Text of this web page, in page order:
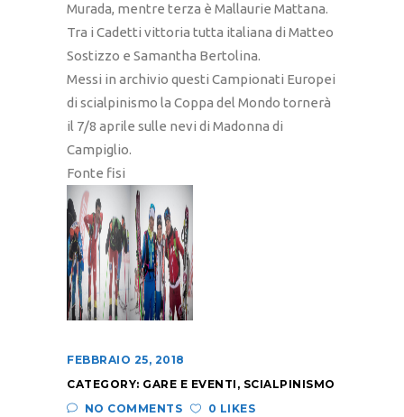
Murada, mentre terza è Mallaurie Mattana.
Tra i Cadetti vittoria tutta italiana di Matteo
Sostizzo e Samantha Bertolina.
Messi in archivio questi Campionati Europei
di scialpinismo la Coppa del Mondo tornerà
il 7/8 aprile sulle nevi di Madonna di
Campiglio.
Fonte fisi
FEBBRAIO 25, 2018
CATEGORY: GARE E EVENTI , SCIALPINISMO
NO COMMENTS
0 LIKES